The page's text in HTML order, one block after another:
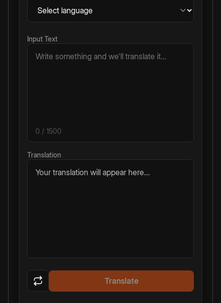
Input Text
0 / 1500
Translation
Your translation will appear here...
Translate